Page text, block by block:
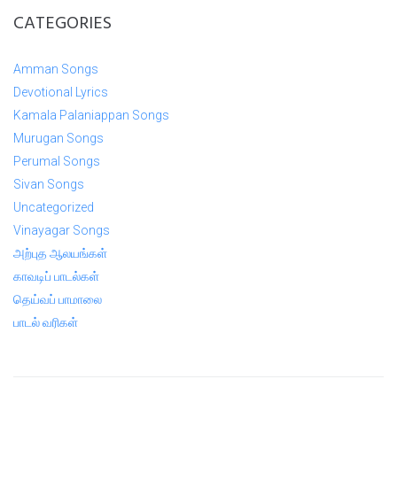
CATEGORIES
Amman Songs
Devotional Lyrics
Kamala Palaniappan Songs
Murugan Songs
Perumal Songs
Sivan Songs
Uncategorized
Vinayagar Songs
அற்புத ஆலயங்கள்
காவடிப் பாடல்கள்
தெய்வப் பாமாலை
பாடல் வரிகள்